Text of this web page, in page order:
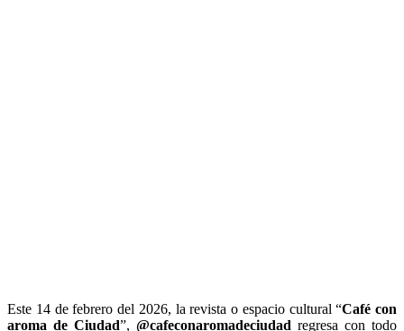
Este 14 de febrero del 2026, la revista o espacio cultural “Café con
aroma de Ciudad”, @cafeconaromadeciudad regresa con todo